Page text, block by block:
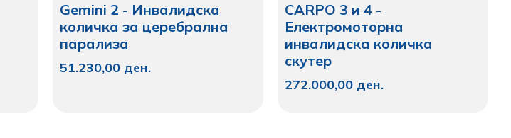
Gemini 2 - Инвалидска
количка за церебрална
парализа
51.230,00 ден.
CARPO 3 и 4 -
Електромоторна
инвалидска количка
скутер
272.000,00 ден.